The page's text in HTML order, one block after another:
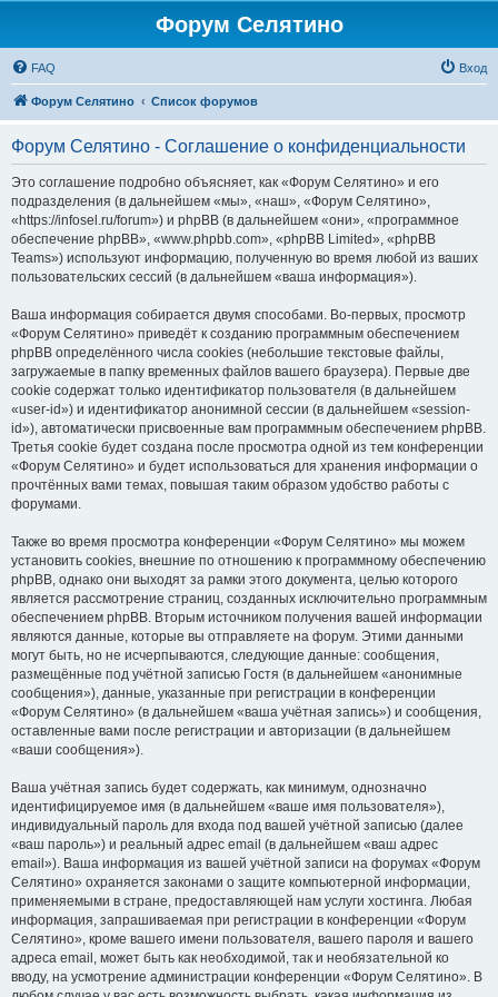
Форум Селятино
FAQ Вход
Форум Селятино Список форумов
Форум Селятино - Соглашение о конфиденциальности
Это соглашение подробно объясняет, как «Форум Селятино» и его
подразделения (в дальнейшем «мы», «наш», «Форум Селятино»,
«https://infosel.ru/forum») и phpBB (в дальнейшем «они», «программное
обеспечение phpBB», «www.phpbb.com», «phpBB Limited», «phpBB
Teams») используют информацию, полученную во время любой из ваших
пользовательских сессий (в дальнейшем «ваша информация»).
Ваша информация собирается двумя способами. Во-первых, просмотр
«Форум Селятино» приведёт к созданию программным обеспечением
phpBB определённого числа cookies (небольшие текстовые файлы,
загружаемые в папку временных файлов вашего браузера). Первые две
cookie содержат только идентификатор пользователя (в дальнейшем
«user-id») и идентификатор анонимной сессии (в дальнейшем «session-
id»), автоматически присвоенные вам программным обеспечением phpBB.
Третья cookie будет создана после просмотра одной из тем конференции
«Форум Селятино» и будет использоваться для хранения информации о
прочтённых вами темах, повышая таким образом удобство работы с
форумами.
Также во время просмотра конференции «Форум Селятино» мы можем
установить cookies, внешние по отношению к программному обеспечению
phpBB, однако они выходят за рамки этого документа, целью которого
является рассмотрение страниц, созданных исключительно программным
обеспечением phpBB. Вторым источником получения вашей информации
являются данные, которые вы отправляете на форум. Этими данными
могут быть, но не исчерпываются, следующие данные: сообщения,
размещённые под учётной записью Гостя (в дальнейшем «анонимные
сообщения»), данные, указанные при регистрации в конференции
«Форум Селятино» (в дальнейшем «ваша учётная запись») и сообщения,
оставленные вами после регистрации и авторизации (в дальнейшем
«ваши сообщения»).
Ваша учётная запись будет содержать, как минимум, однозначно
идентифицируемое имя (в дальнейшем «ваше имя пользователя»),
индивидуальный пароль для входа под вашей учётной записью (далее
«ваш пароль») и реальный адрес email (в дальнейшем «ваш адрес
email»). Ваша информация из вашей учётной записи на форумах «Форум
Селятино» охраняется законами о защите компьютерной информации,
применяемыми в стране, предоставляющей нам услуги хостинга. Любая
информация, запрашиваемая при регистрации в конференции «Форум
Селятино», кроме вашего имени пользователя, вашего пароля и вашего
адреса email, может быть как необходимой, так и необязательной ко
вводу, на усмотрение администрации конференции «Форум Селятино». В